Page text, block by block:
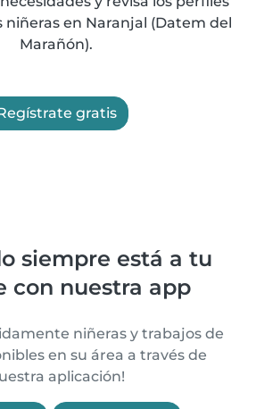
niñeras en Naranjal (Datem del
Marañón).
gratis
siempre está a tu
con nuestra app
niñeras y trabajos de
en su área a través de
aplicación!